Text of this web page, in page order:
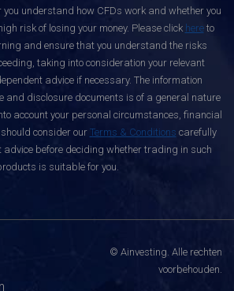
understand how CFDs work and whether you
risk of losing your money. Please click hereto
and ensure that you understand the risks
taking into consideration your relevant
advice if necessary. The information
and disclosure documents is of a general nature
account your personal circumstances, financial
consider our Terms & Conditions carefully
advice before deciding whether trading in such
is suitable for you.
© Ainvesting. Alle rechten
voorbehouden.